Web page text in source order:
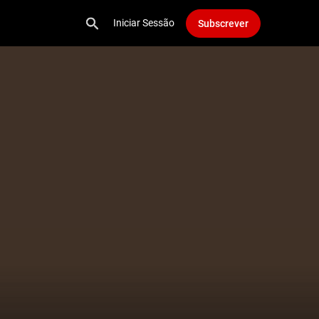
Iniciar Sessão Subscrever